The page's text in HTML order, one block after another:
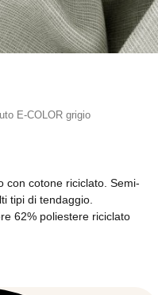
E-COLOR grigio
con cotone riciclato. Semi-
tipi di tendaggio.
62% poliestere riciclato